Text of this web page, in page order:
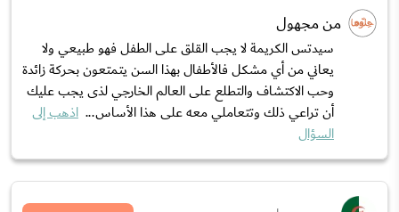
من مجهول
سيدتس الكريمة لا يجب القلق على الطفل فهو طبيعي ولا
يعاني من أي مشكل فالأطفال بهذا السن يتمتعون بحركة زائدة
وحب الاكتشاف والتطلع على العالم الخارجي لذى يجب عليك
أن تراعي ذلك وتتعاملي معه على هذا الأساس... اذهب إلى
السؤال